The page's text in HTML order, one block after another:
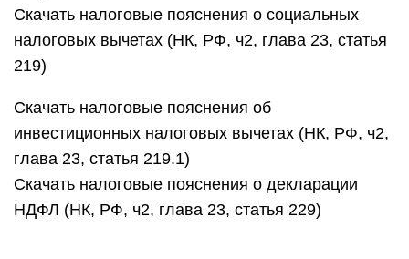
Скачать налоговые пояснения о социальных
налоговых вычетах (НК, РФ, ч2, глава 23, статья
219)
Скачать налоговые пояснения об
инвестиционных налоговых вычетах (НК, РФ, ч2,
глава 23, статья 219.1)
Скачать налоговые пояснения о декларации
НДФЛ (НК, РФ, ч2, глава 23, статья 229)